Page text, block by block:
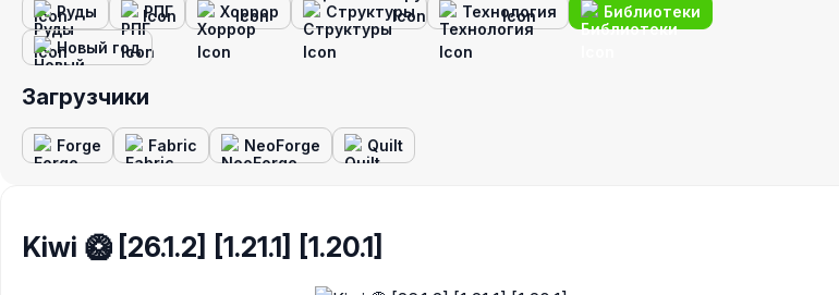
Руды
РПГ Хоррор Структуры Технология
Библиотеки
Новый год
Загрузчики
Forge Fabric NeoForge Quilt
Kiwi 🥝 [26.1.2] [1.21.1] [1.20.1]